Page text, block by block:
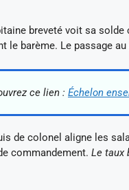
breveté voit sa
le barème. Le passage
ce lien : Échelon
de colonel aligne les
commandement. Le taux